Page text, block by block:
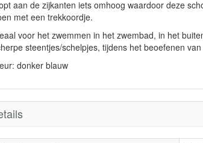
aan de zijkanten iets omhoog waardoor deze
met een trekkoordje.
voor het zwemmen in het zwembad, in het
steentjes/schelpjes, tijdens het beoefenen
donker blauw